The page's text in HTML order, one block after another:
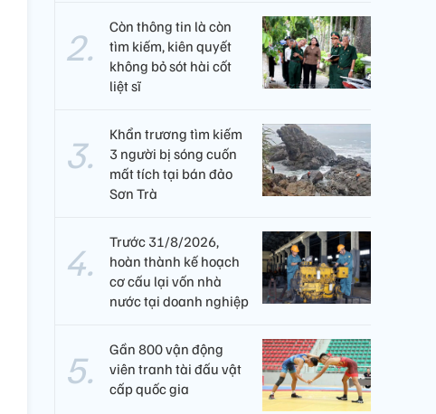
Còn thông tin là còn
tìm kiếm, kiên quyết
không bỏ sót hài cốt
liệt sĩ
Khẩn trương tìm kiếm
3 người bị sóng cuốn
mất tích tại bán đảo
Sơn Trà
Trước 31/8/2026,
hoàn thành kế hoạch
cơ cấu lại vốn nhà
nước tại doanh nghiệp
Gần 800 vận động
viên tranh tài đấu vật
cấp quốc gia